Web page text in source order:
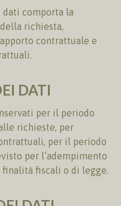
comporta la
richiesta,
contrattuale e
DATI
per il periodo
richieste, per
per il periodo
per l’adempimento
fiscali o di legge.